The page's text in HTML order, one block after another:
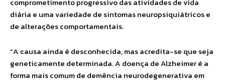
diária e uma variedade de sintomas neuropsiquiátricos e
de alterações comportamentais.
“A causa ainda é desconhecida, mas acredita-se que seja
geneticamente determinada. A doença de Alzheimer é a
forma mais comum de demência neurodegenerativa em